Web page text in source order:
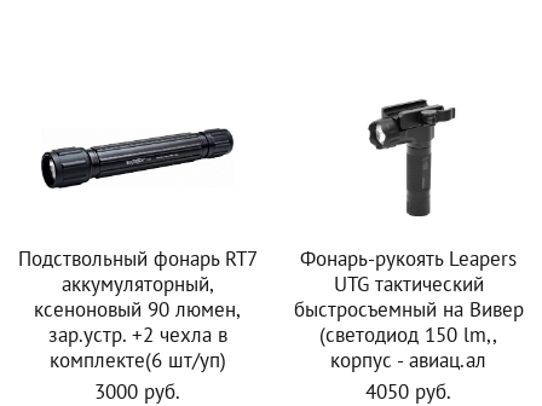
Подствольный фонарь RT7
аккумуляторный,
ксеноновый 90 люмен,
зар.устр. +2 чехла в
комплекте(6 шт/уп)
3000 руб.
Фонарь-рукоять Leapers
UTG тактический
быстросъемный на Вивер
(светодиод 150 lm,,
корпус - авиац.ал
4050 руб.